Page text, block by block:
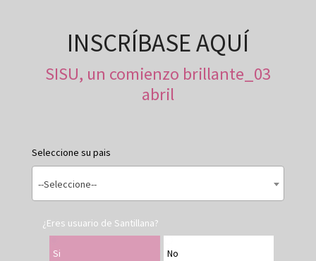
INSCRÍBASE AQUÍ
SISU, un comienzo brillante_03
abril
Seleccione su pais
--Seleccione--
¿Eres usuario de Santillana?
Si No